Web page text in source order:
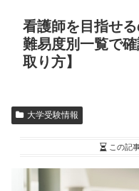
看護師を目指せ
難易度別一覧で
取り方】
大学受験情報
この記